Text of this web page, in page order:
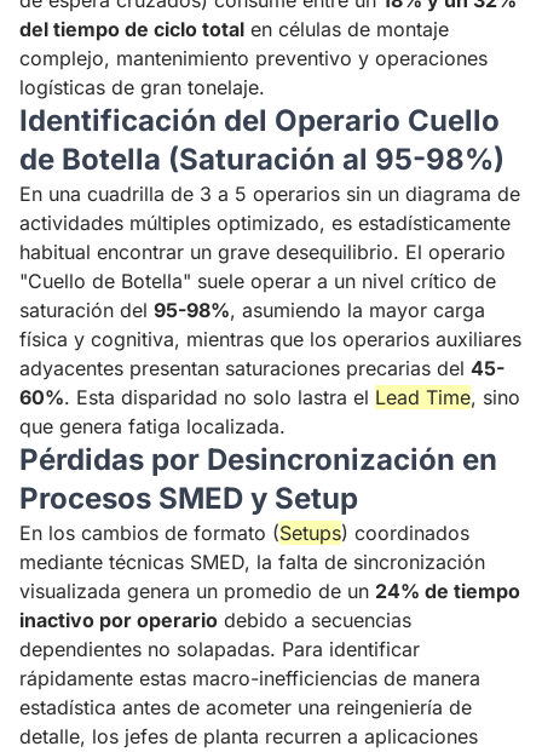
del tiempo de ciclo total en células de montaje
complejo, mantenimiento preventivo y operaciones
logísticas de gran tonelaje.
Identificación del Operario Cuello
de Botella (Saturación al 95-98%)
En una cuadrilla de 3 a 5 operarios sin un diagrama de
actividades múltiples optimizado, es estadísticamente
habitual encontrar un grave desequilibrio. El operario
"Cuello de Botella" suele operar a un nivel crítico de
saturación del 95-98%, asumiendo la mayor carga
física y cognitiva, mientras que los operarios auxiliares
adyacentes presentan saturaciones precarias del 45-
60%. Esta disparidad no solo lastra el Lead Time, sino
que genera fatiga localizada.
Pérdidas por Desincronización en
Procesos SMED y Setup
En los cambios de formato (Setups) coordinados
mediante técnicas SMED, la falta de sincronización
visualizada genera un promedio de un 24% de tiempo
inactivo por operario debido a secuencias
dependientes no solapadas. Para identificar
rápidamente estas macro-inefficiencias de manera
estadística antes de acometer una reingeniería de
detalle, los jefes de planta recurren a aplicaciones